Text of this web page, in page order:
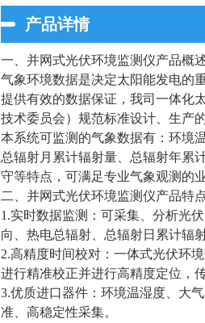
产品详情
一、并网式光伏环境监测仪产品概
气象环境数据是决定太阳能发电的
提供有效的数据保证，我司一体化
技术委员会）规范标准设计、生产
本系统可监测的气象数据有：环境
总辐射月累计辐射量、总辐射年累
守等特点，可满足专业气象观测的
二、并网式光伏环境监测仪产品特
1.实时数据监测：可采集、分析光
向、热电总辐射、总辐射日累计辐
2.高精度时间校对：一体式光伏环
进行精准校正并进行高精度定位，
3.优质进口器件：环境温湿度、大
准、高稳定性采集。